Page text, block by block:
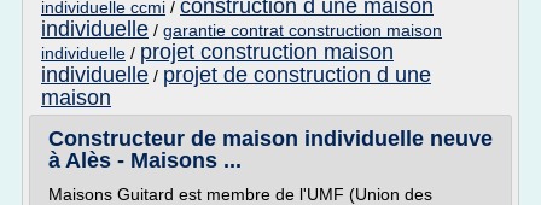
individuelle ccmi / construction d une maison
individuelle / garantie contrat construction maison
individuelle / projet construction maison
individuelle / projet de construction d une
maison
Constructeur de maison individuelle neuve
à Alès - Maisons ...
Maisons Guitard est membre de l'UMF (Union des